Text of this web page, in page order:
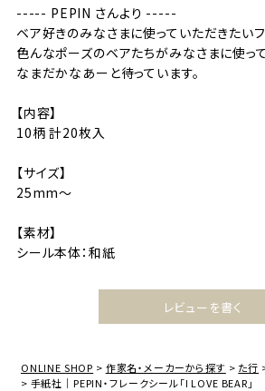
----- PEPIN さんより -----
ベア好きのみなさまに使っていただきたい
色んなポーズのベアたちがみなさまに使っ
なまだかなあーと待っています。
【内容】
10柄 計20枚入
【サイズ】
25mm〜
【素材】
シール本体：和紙
レビューを書く
ONLINE SHOP 作家名・メーカーから探す た行
手紙社｜PEPIN・フレークシール「I LOVE BEAR」